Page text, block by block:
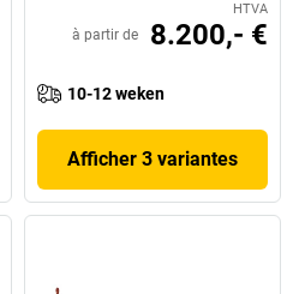
HTVA
à partir de 8.200,- €
10-12 weken
Afficher 3 variantes